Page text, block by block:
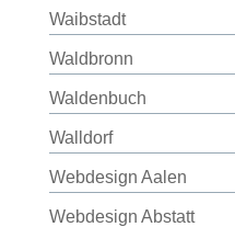
Waibstadt
Waldbronn
Waldenbuch
Walldorf
Webdesign Aalen
Webdesign Abstatt